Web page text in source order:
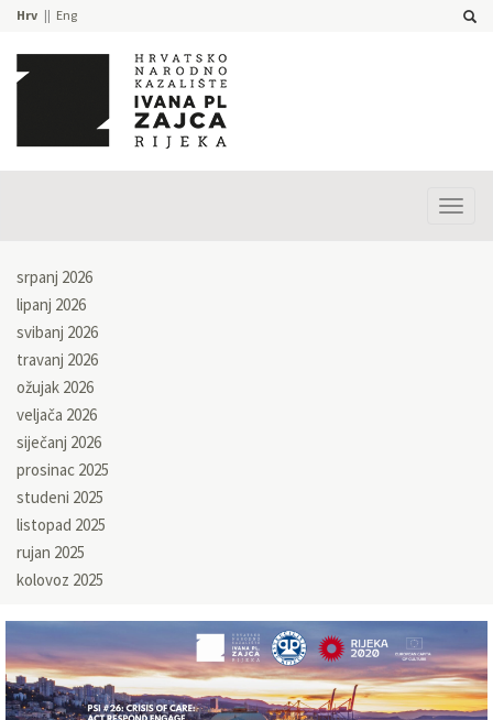
Hrv Eng
srpanj 2026
lipanj 2026
svibanj 2026
travanj 2026
ožujak 2026
veljača 2026
siječanj 2026
prosinac 2025
studeni 2025
listopad 2025
rujan 2025
kolovoz 2025